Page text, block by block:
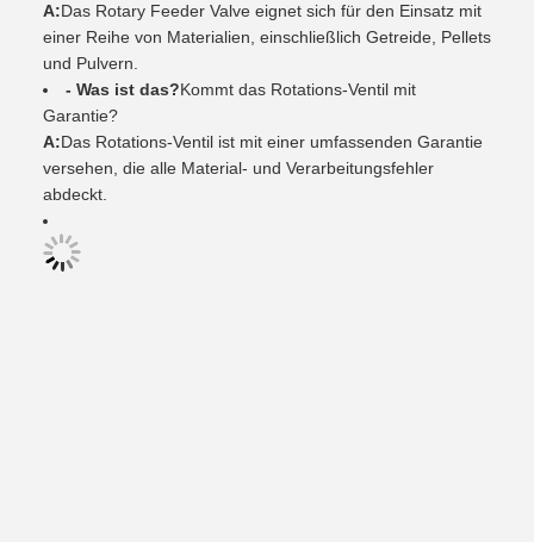
A:Das Rotary Feeder Valve eignet sich für den Einsatz mit
einer Reihe von Materialien, einschließlich Getreide, Pellets
und Pulvern.
- Was ist das?Kommt das Rotations-Ventil mit
Garantie?
A:Das Rotations-Ventil ist mit einer umfassenden Garantie
versehen, die alle Material- und Verarbeitungsfehler
abdeckt.